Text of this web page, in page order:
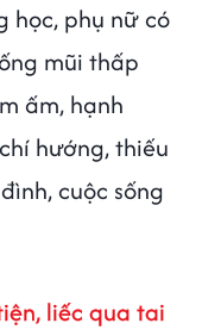
học, phụ nữ có
mũi thấp
ấm, hạnh
hướng, thiếu
cuộc sống
liếc qua tai